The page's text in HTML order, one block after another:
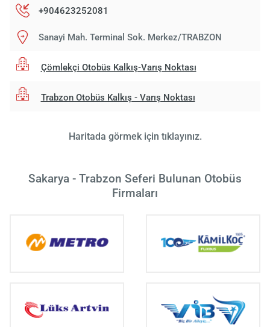
+904623252081
Sanayi Mah. Terminal Sok. Merkez/TRABZON
Çömlekçi Otobüs Kalkış-Varış Noktası
Trabzon Otobüs Kalkış - Varış Noktası
Haritada görmek için tıklayınız.
Sakarya - Trabzon Seferi Bulunan Otobüs
Firmaları